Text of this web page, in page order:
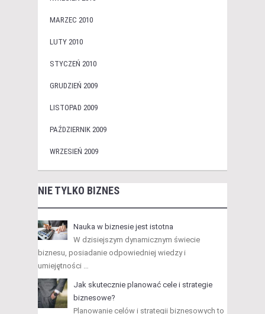
MARZEC 2010
LUTY 2010
STYCZEŃ 2010
GRUDZIEŃ 2009
LISTOPAD 2009
PAŹDZIERNIK 2009
WRZESIEŃ 2009
NIE TYLKO BIZNES
Nauka w biznesie jest istotna
W dzisiejszym dynamicznym świecie
biznesu, posiadanie odpowiedniej wiedzy i
umiejętności …
Jak skutecznie planować cele i strategie
biznesowe?
Planowanie celów i strategii biznesowych to